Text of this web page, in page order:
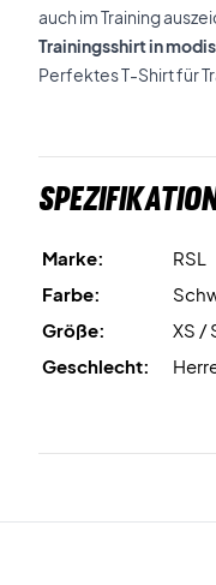
auch im Training
Trainingsshirt in
Perfektes T-Shirt für
Marke:
RSL
Farbe:
Größe:
XS /
Geschlecht: